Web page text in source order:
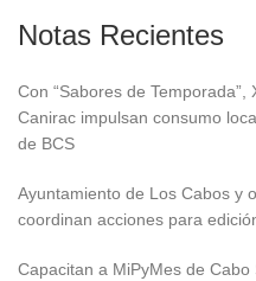
Notas Recientes
Con “Sabores de
Canirac impulsan consumo
de BCS
Ayuntamiento de Los Cabos y
coordinan acciones para
Capacitan a MiPyMes de